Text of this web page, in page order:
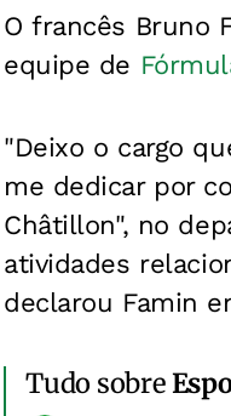
O francês Bruno
equipe de
"Deixo o cargo
me dedicar por
Châtillon", no
atividades
declarou Famin
Tudo sobre